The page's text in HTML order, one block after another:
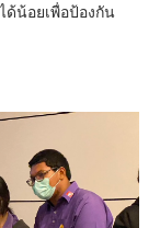
ด้น้อยเพื่อป้องกัน